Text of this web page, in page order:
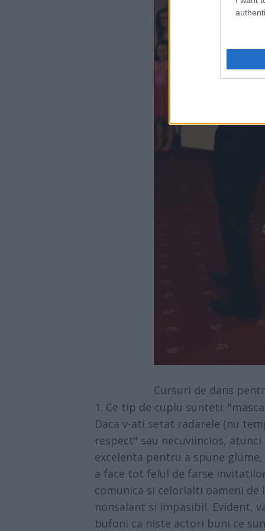
Cursuri de dans
1. Ce tip de cuplu sunteti:
Daca v-ati setat radarele (nu
respect" sau necuviincios,
excelenta pentru a spune
a face tot felul de farse
comunica si celorlalti oameni
nonsalant si impasibil. Evident,
bufoni ca niste actori buni ce